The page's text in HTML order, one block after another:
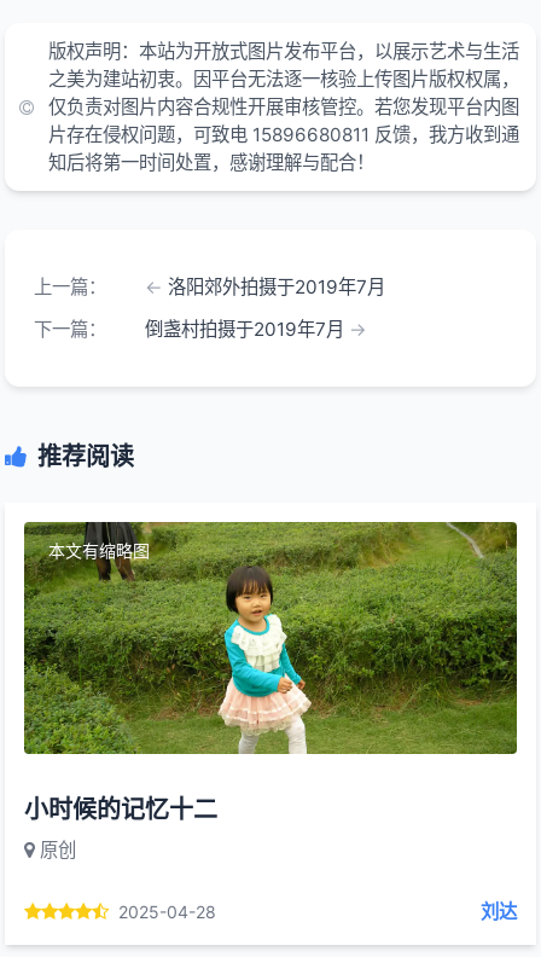
版权声明：本站为开放式图片发布平台，以展示艺术与生活
之美为建站初衷。因平台无法逐一核验上传图片版权权属，
仅负责对图片内容合规性开展审核管控。若您发现平台内图
片存在侵权问题，可致电 15896680811 反馈，我方收到通
知后将第一时间处置，感谢理解与配合！
上一篇：
洛阳郊外拍摄于2019年7月
下一篇：
倒盏村拍摄于2019年7月
推荐阅读
本文有缩略图
小时候的记忆十二
原创
2025-04-28 刘达